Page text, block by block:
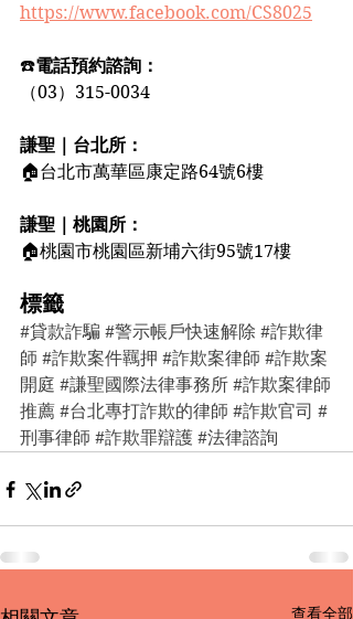
https://www.facebook.com/CS8025
☎️電話預約諮詢：
（03）315-0034
謙聖｜台北所：
🏠台北市萬華區康定路64號6樓
謙聖｜桃園所：
🏠桃園市桃園區新埔六街95號17樓
標籤
#貸款詐騙 #警示帳戶快速解除 #詐欺律
師 #詐欺案件羈押 #詐欺案律師 #詐欺案
開庭 #謙聖國際法律事務所 #詐欺案律師
推薦 #台北專打詐欺的律師 #詐欺官司 #
刑事律師 #詐欺罪辯護 #法律諮詢
查看全部